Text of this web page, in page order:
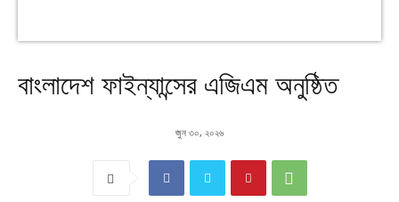
বাংলাদেশ ফাইন্যান্সের এজিএম অনুষ্ঠিত
জুন ৩০, ২০২৬